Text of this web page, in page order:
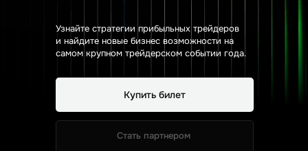
Узнайте стратегии прибыльных трейдеров
и найдите новые бизнес возможности на
самом крупном трейдерском событии года.
Стать партнером
Купить билет